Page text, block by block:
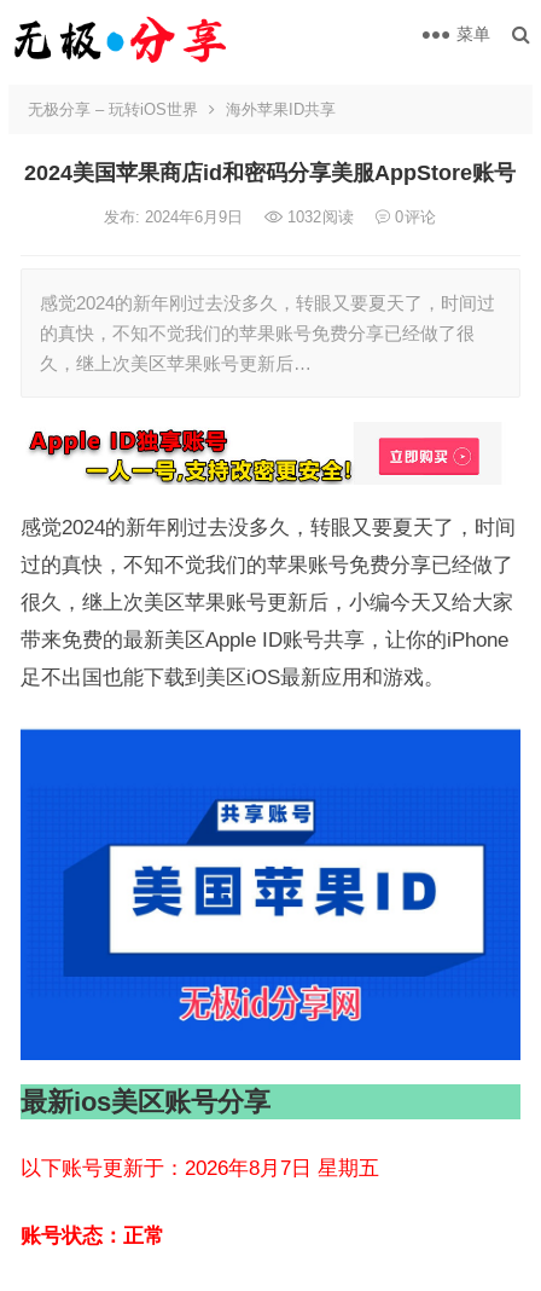
菜单
无极分享 – 玩转iOS世界 海外苹果ID共享
2024美国苹果商店id和密码分享美服AppStore账号
发布: 2024年6月9日 1032阅读 0评论
感觉2024的新年刚过去没多久，转眼又要夏天了，时间过
的真快，不知不觉我们的苹果账号免费分享已经做了很
久，继上次美区苹果账号更新后…
感觉2024的新年刚过去没多久，转眼又要夏天了，时间
过的真快，不知不觉我们的苹果账号免费分享已经做了
很久，继上次美区苹果账号更新后，小编今天又给大家
带来免费的最新美区Apple ID账号共享，让你的iPhone
足不出国也能下载到美区iOS最新应用和游戏。
最新ios美区账号分享
以下账号更新于：2026年8月7日 星期五
账号状态：正常